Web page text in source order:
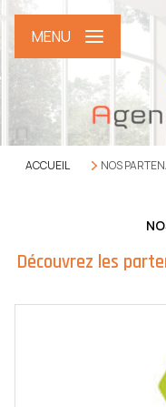
MENU
ACCUEIL NOS
Découvrez les